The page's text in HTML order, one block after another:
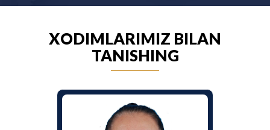
XODIMLARIMIZ BILAN
TANISHING